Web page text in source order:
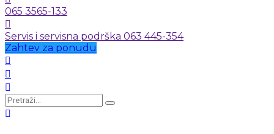
065 3565-133
Servis i servisna podrška 063 445-354
Zahtev za ponudu